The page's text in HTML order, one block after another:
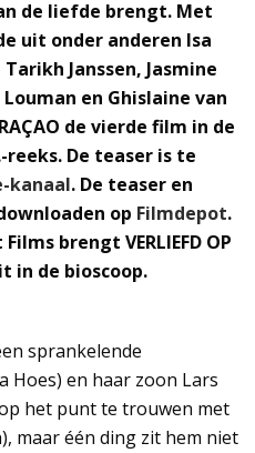
de liefde brengt. Met
uit onder anderen Isa
Janssen, Jasmine
en Ghislaine van
de vierde film in de
reeks. De teaser is te
kanaal. De teaser en
op Filmdepot.
brengt VERLIEFD OP
in de bioscoop.
sprankelende
Hoes) en haar zoon Lars
het punt te trouwen met
maar één ding zit hem niet